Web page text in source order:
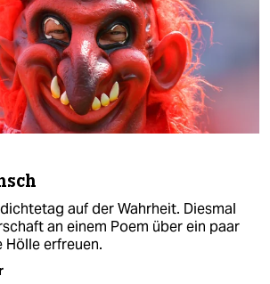
auf der Wahrheit. Diesmal
an einem Poem über ein paar
Hölle erfreuen.